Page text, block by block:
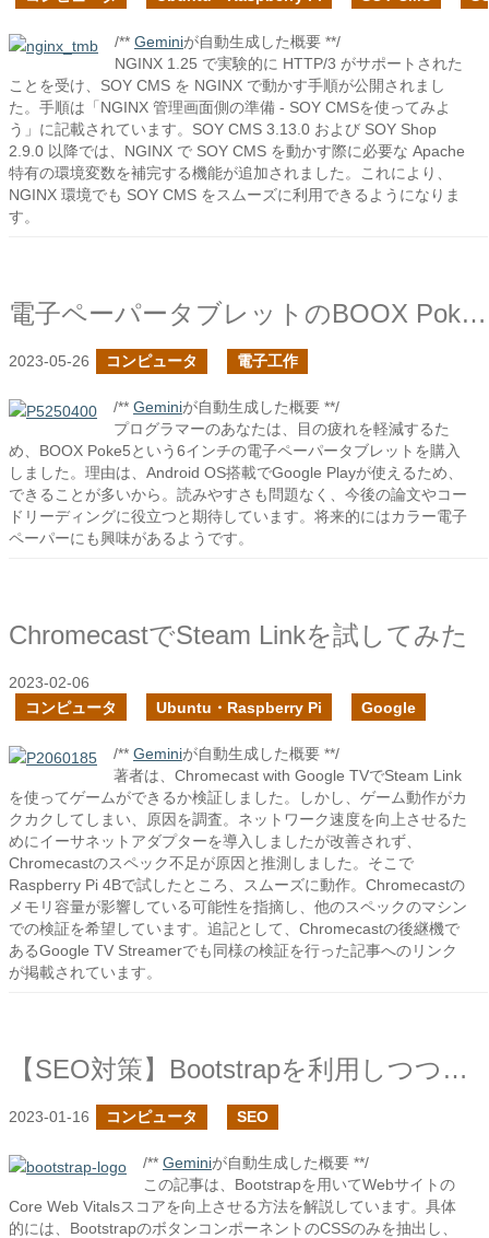
/** Geminiが自動生成した概要 **/
NGINX 1.25 で実験的に HTTP/3 がサポートされた
ことを受け、SOY CMS を NGINX で動かす手順が公開されまし
た。手順は「NGINX 管理画面側の準備 - SOY CMSを使ってみよ
う」に記載されています。SOY CMS 3.13.0 および SOY Shop
2.9.0 以降では、NGINX で SOY CMS を動かす際に必要な Apache
特有の環境変数を補完する機能が追加されました。これにより、
NGINX 環境でも SOY CMS をスムーズに利用できるようになりま
す。
電子ペーパータブレットのBOOX Poke5を購入した
2023-05-26 コンピュータ 電子工作
/** Geminiが自動生成した概要 **/
プログラマーのあなたは、目の疲れを軽減するた
め、BOOX Poke5という6インチの電子ペーパータブレットを購入
しました。理由は、Android OS搭載でGoogle Playが使えるため、
できることが多いから。読みやすさも問題なく、今後の論文やコー
ドリーディングに役立つと期待しています。将来的にはカラー電子
ペーパーにも興味があるようです。
ChromecastでSteam Linkを試してみた
2023-02-06
コンピュータ
Ubuntu・Raspberry Pi Google
/** Geminiが自動生成した概要 **/
著者は、Chromecast with Google TVでSteam Link
を使ってゲームができるか検証しました。しかし、ゲーム動作がカ
クカクしてしまい、原因を調査。ネットワーク速度を向上させるた
めにイーサネットアダプターを導入しましたが改善されず、
Chromecastのスペック不足が原因と推測しました。そこで
Raspberry Pi 4Bで試したところ、スムーズに動作。Chromecastの
メモリ容量が影響している可能性を指摘し、他のスペックのマシン
での検証を希望しています。追記として、Chromecastの後継機で
あるGoogle TV Streamerでも同様の検証を行った記事へのリンク
が掲載されています。
【SEO対策】Bootstrapを利用しつつ、Core Web Vitalsのスコアを改善する
2023-01-16 コンピュータ SEO
/** Geminiが自動生成した概要 **/
この記事は、Bootstrapを用いてWebサイトの
Core Web Vitalsスコアを向上させる方法を解説しています。具体
的には、BootstrapのボタンコンポーネントのCSSのみを抽出し、